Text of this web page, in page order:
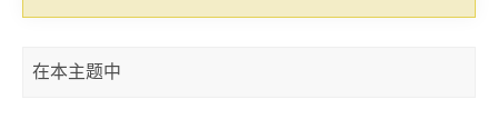
在本主题中